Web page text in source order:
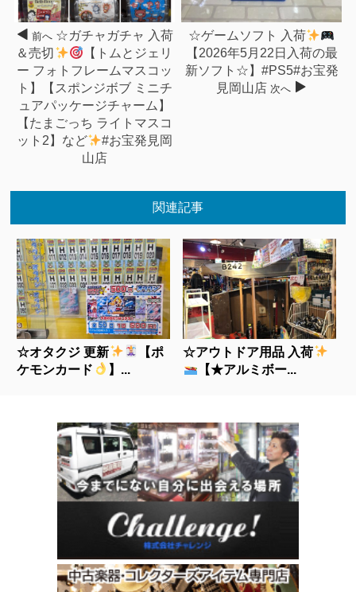
前へ ☆ガチャガチャ 入荷
＆売切
【トムとジェリ
ー フォトフレームマスコッ
ト】【スポンジボブ ミニチ
ュアパッケージチャーム】
【たまごっち ライトマスコ
ット2】など
#お宝発見岡
山店
☆ゲームソフト 入荷
【2026年5月22日入荷の最
新ソフト☆】#PS5#お宝発
見岡山店 次へ
関連記事
☆オタクジ 更新
【ポ
ケモンカード
】...
☆アウトドア用品 入荷
【★アルミボー...